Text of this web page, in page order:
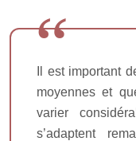
Il est important
moyennes et
varier
s’adaptent